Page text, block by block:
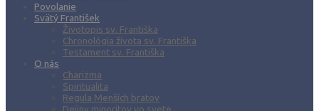
Povolanie
Svätý František
Životopis sv. Františka
Chronológia života sv. Františka
Testament sv. Františka
O nás
Charizma
Spiritualita
Regula Menších bratov